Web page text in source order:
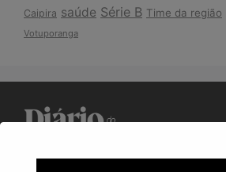
Caipira saúde Série B Time da região
Votuporanga